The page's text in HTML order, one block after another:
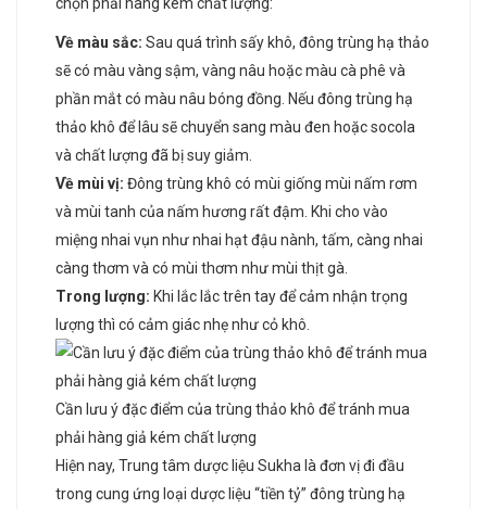
Về màu sắc: Sau quá trình sấy khô, đông trùng hạ thảo
sẽ có màu vàng sậm, vàng nâu hoặc màu cà phê và
phần mắt có màu nâu bóng đồng. Nếu đông trùng hạ
thảo khô để lâu sẽ chuyển sang màu đen hoặc socola
và chất lượng đã bị suy giảm.
Về mùi vị: Đông trùng khô có mùi giống mùi nấm rơm
và mùi tanh của nấm hương rất đậm. Khi cho vào
miệng nhai vụn như nhai hạt đậu nành, tấm, càng nhai
càng thơm và có mùi thơm như mùi thịt gà.
Trong lượng: Khi lắc lắc trên tay để cảm nhận trọng
lượng thì có cảm giác nhẹ như cỏ khô.
Cần lưu ý đặc điểm của trùng thảo khô để tránh mua
phải hàng giả kém chất lượng
Hiện nay, Trung tâm dược liệu Sukha là đơn vị đi đầu
trong cung ứng loại dược liệu “tiền tỷ” đông trùng hạ